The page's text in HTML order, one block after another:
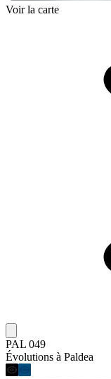
Voir la carte
PAL 049
Évolutions à Paldea